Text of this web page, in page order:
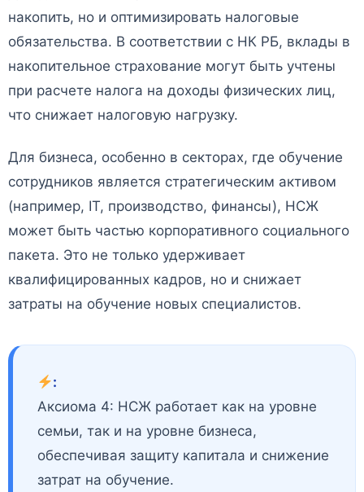
накопить, но и оптимизировать налоговые
обязательства. В соответствии с НК РБ, вклады в
накопительное страхование могут быть учтены
при расчете налога на доходы физических лиц,
что снижает налоговую нагрузку.
Для бизнеса, особенно в секторах, где обучение
сотрудников является стратегическим активом
(например, IT, производство, финансы), НСЖ
может быть частью корпоративного социального
пакета. Это не только удерживает
квалифицированных кадров, но и снижает
затраты на обучение новых специалистов.
:
Аксиома 4: НСЖ работает как на уровне
семьи, так и на уровне бизнеса,
обеспечивая защиту капитала и снижение
затрат на обучение.